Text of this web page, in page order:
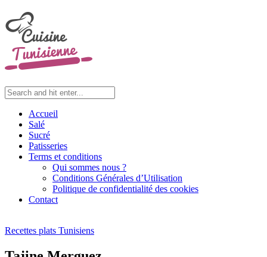
Accueil
Salé
Sucré
Patisseries
Terms et conditions
Qui sommes nous ?
Conditions Générales d’Utilisation
Politique de confidentialité des cookies
Contact
Recettes plats Tunisiens